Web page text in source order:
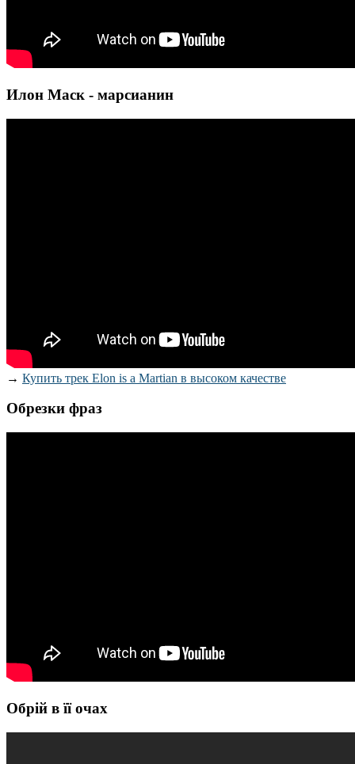
Илон Маск - марсианин
→ Купить трек Elon is a Martian в высоком качестве
Обрезки фраз
Обрій в її очах